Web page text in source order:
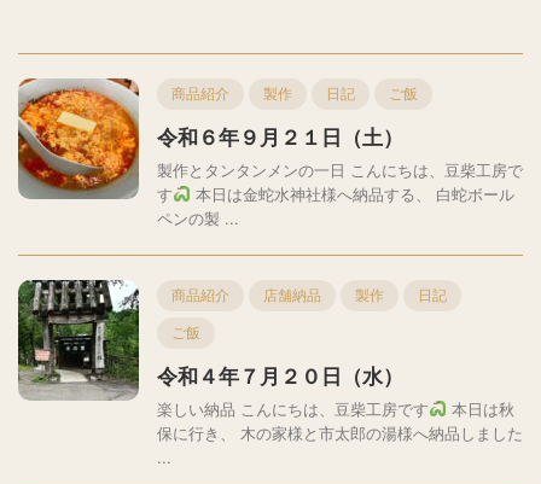
商品紹介 製作 日記 ご飯
令和６年９月２１日（土）
製作とタンタンメンの一日 こんにちは、豆柴工房で
す
本日は金蛇水神社様へ納品する、 白蛇ボール
ペンの製 ...
商品紹介 店舗納品 製作 日記
ご飯
令和４年７月２０日（水）
楽しい納品 こんにちは、豆柴工房です
本日は秋
保に行き、 木の家様と市太郎の湯様へ納品しました
...